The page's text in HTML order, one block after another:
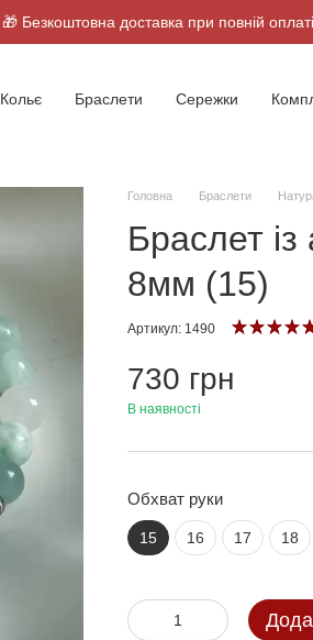
🎁 Безкоштовна доставка при повній
Кольє Браслети Сережки
Головна Браслети
Браслет із
8мм (15)
Артикул: 1490
730 грн
В наявності
Обхват руки
15 16 17 18